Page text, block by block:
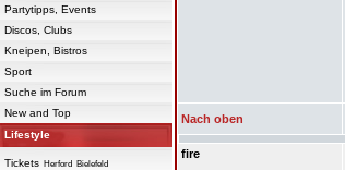
Partytipps, Events
Discos, Clubs
Kneipen, Bistros
Sport
Suche im Forum
New and Top
Lifestyle
Tickets Herford Bielefeld
Nach oben
fire